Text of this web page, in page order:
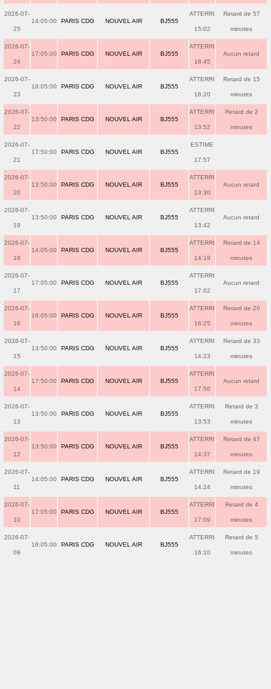
2026-07-
25
14:05:00 PARIS CDG NOUVEL AIR BJ555
ATTERRI
15:02
Retard de 57
minutes
2026-07-
24
17:05:00 PARIS CDG NOUVEL AIR BJ555
ATTERRI
16:45
Aucun retard
2026-07-
23
16:05:00 PARIS CDG NOUVEL AIR BJ555
ATTERRI
16:20
Retard de 15
minutes
2026-07-
22
13:50:00 PARIS CDG NOUVEL AIR BJ555
ATTERRI
13:52
Retard de 2
minutes
2026-07-
21
17:50:00 PARIS CDG NOUVEL AIR BJ555
ESTIME
17:57
2026-07-
20
13:50:00 PARIS CDG NOUVEL AIR BJ555
ATTERRI
13:30
Aucun retard
2026-07-
19
13:50:00 PARIS CDG NOUVEL AIR BJ555
ATTERRI
13:42
Aucun retard
2026-07-
18
14:05:00 PARIS CDG NOUVEL AIR BJ555
ATTERRI
14:19
Retard de 14
minutes
2026-07-
17
17:05:00 PARIS CDG NOUVEL AIR BJ555
ATTERRI
17:02
Aucun retard
2026-07-
16
16:05:00 PARIS CDG NOUVEL AIR BJ555
ATTERRI
16:25
Retard de 20
minutes
2026-07-
15
13:50:00 PARIS CDG NOUVEL AIR BJ555
ATTERRI
14:23
Retard de 33
minutes
2026-07-
14
17:50:00 PARIS CDG NOUVEL AIR BJ555
ATTERRI
17:50
Aucun retard
2026-07-
13
13:50:00 PARIS CDG NOUVEL AIR BJ555
ATTERRI
13:53
Retard de 3
minutes
2026-07-
12
13:50:00 PARIS CDG NOUVEL AIR BJ555
ATTERRI
14:37
Retard de 47
minutes
2026-07-
11
14:05:00 PARIS CDG NOUVEL AIR BJ555
ATTERRI
14:24
Retard de 19
minutes
2026-07-
10
17:05:00 PARIS CDG NOUVEL AIR BJ555
ATTERRI
17:09
Retard de 4
minutes
2026-07-
09
16:05:00 PARIS CDG NOUVEL AIR BJ555
ATTERRI
16:10
Retard de 5
minutes